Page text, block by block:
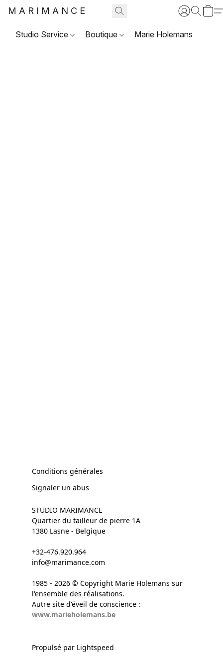
MARIMANCE
Studio Service Boutique Marie Holemans
Conditions générales
Signaler un abus
STUDIO MARIMANCE
Quartier du tailleur de pierre 1A
1380 Lasne - Belgique
+32-476.920.964
info@marimance.com
1985 - 2026 © Copyright Marie Holemans sur
l'ensemble des réalisations.
Autre site d'éveil de conscience :
www.marieholemans.be
Propulsé par Lightspeed